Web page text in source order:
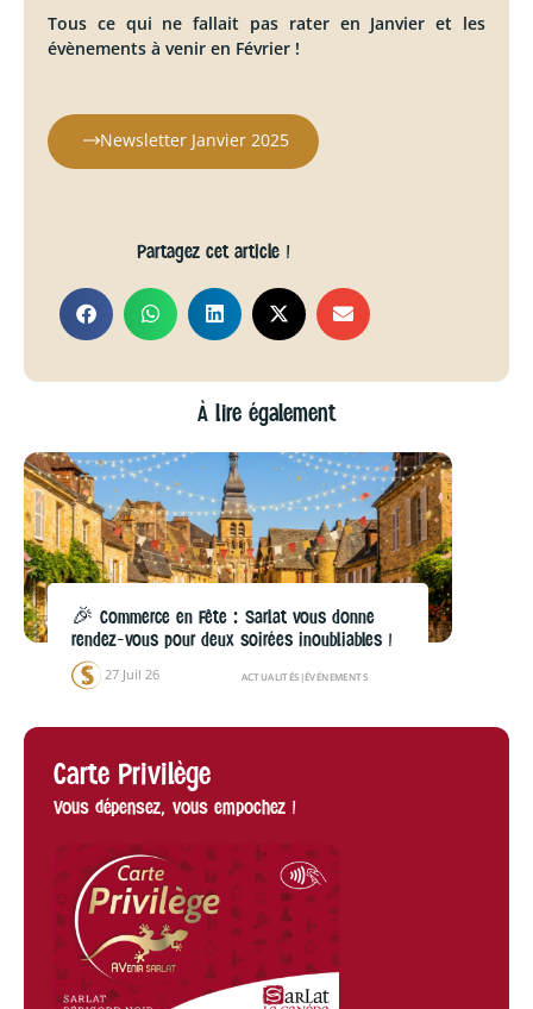
Tous ce qui ne fallait pas rater en Janvier et les
évènements à venir en Février !
Newsletter Janvier 2025
Partagez cet article !
À lire également
🎉 Commerce en Fête : Sarlat vous donne
rendez-vous pour deux soirées inoubliables !
27 Juil 26 ACTUALITÉS |ÉVÉNEMENTS
Carte Privilège
Vous dépensez, vous empochez !